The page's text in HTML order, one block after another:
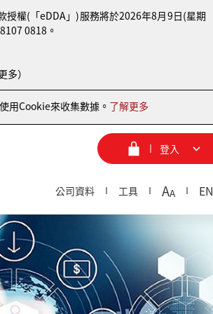
授權(「eDDA」)服務將於2026年8月9日(星期
0818。
多）
用Cookie來收集數據。 了解更多
登入
公司資料 工具 AA EN